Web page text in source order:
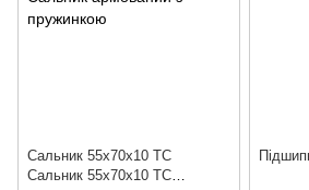
Сальник 55х70х10 ТС
Сальник 55х70х10 ТС